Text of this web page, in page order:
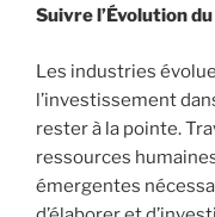
Suivre l’Évolution
Les industries
l’investissement
rester à la pointe.
ressources
émergentes